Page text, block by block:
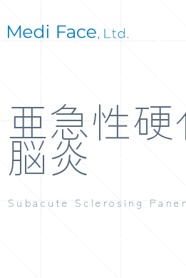
亜急性
脳炎
Subacute Sclerosing